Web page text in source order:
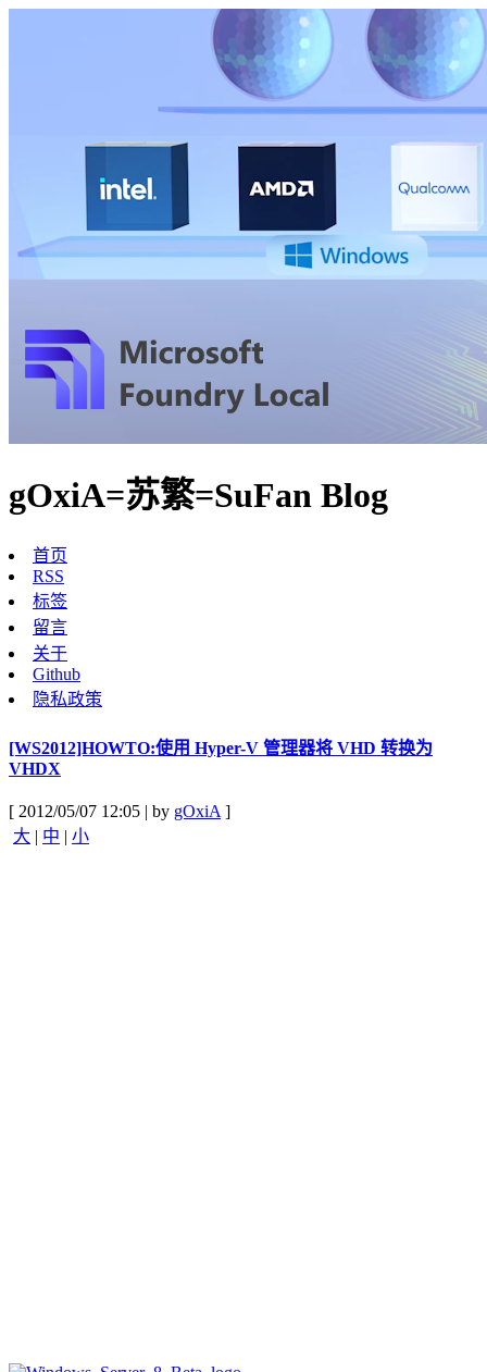
gOxiA=苏繁=SuFan Blog
首页
RSS
标签
留言
关于
Github
隐私政策
[WS2012]HOWTO:使用 Hyper-V 管理器将 VHD 转换为
VHDX
[ 2012/05/07 12:05 | by gOxiA]
大 | 中 | 小